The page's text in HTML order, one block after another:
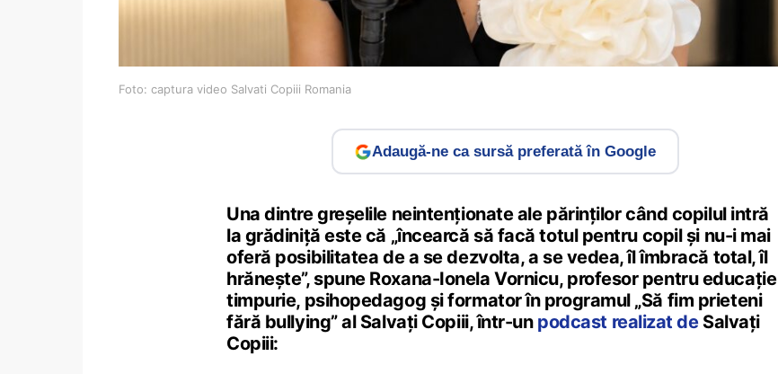
Foto: captura video Salvati Copiii Romania
Adaugă-ne ca sursă preferată în Google
Una dintre greșelile neintenționate ale părinților când copilul intră
la grădiniță este că „încearcă să facă totul pentru copil și nu-i mai
oferă posibilitatea de a se dezvolta, a se vedea, îl îmbracă total, îl
hrănește”, spune Roxana-Ionela Vornicu, profesor pentru educație
timpurie, psihopedagog și formator în programul „Să fim prieteni
fără bullying” al Salvați Copiii, într-unpodcast realizat de Salvați
Copiii: